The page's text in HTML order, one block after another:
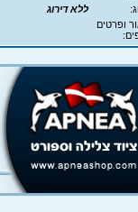
ללא דירוג
ופרטים